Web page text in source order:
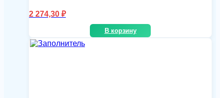
2 274,30 ₽
В корзину